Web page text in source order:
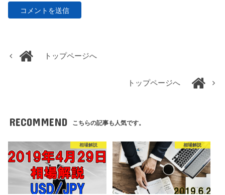
トップページへ
トップページへ
RECOMMEND こちらの記事も人気です。
相場解説 相場解説